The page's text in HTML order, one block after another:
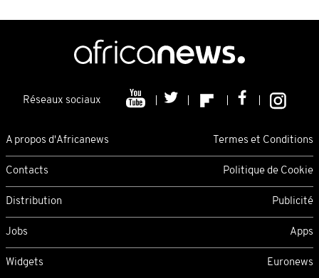
Réseaux sociaux
A propos d'Africanews Termes et Conditions
Contacts Politique de Cookie
Distribution Publicité
Jobs Apps
Widgets Euronews